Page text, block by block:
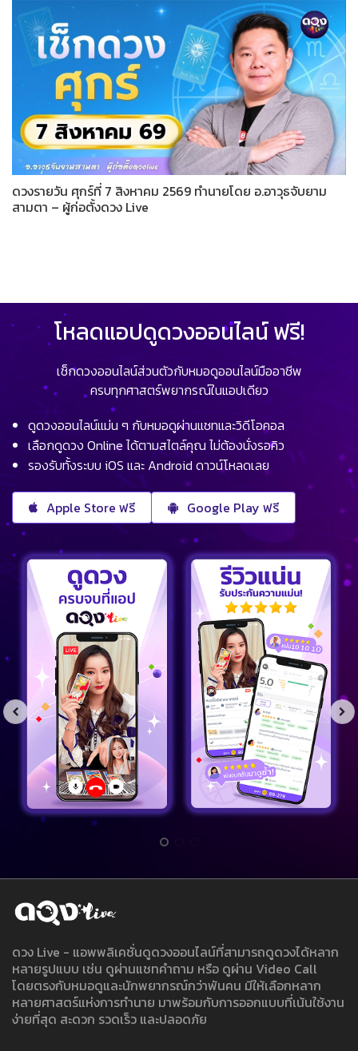
ดวงรายวัน ศุกร์ที่ 7 สิงหาคม 2569 ทำนายโดย อ.อาวุธจับยาม
สามตา – ผู้ก่อตั้งดวง Live
โหลดแอปดูดวงออนไลน์ ฟรี!
เช็กดวงออนไลน์ส่วนตัวกับหมอดูออนไลน์มืออาชีพ
ครบทุกศาสตร์พยากรณ์ในแอปเดียว
ดูดวงออนไลน์แม่น ๆ กับหมอดูผ่านแชทและวิดีโอคอล
เลือกดูดวง Online ได้ตามสไตล์คุณ ไม่ต้องนั่งรอคิว
รองรับทั้งระบบ iOS และ Android ดาวน์โหลดเลย
Apple Store ฟรี Google Play ฟรี
ดวง Live - แอพพลิเคชั่นดูดวงออนไลน์ที่สามารถดูดวงได้หลาก
หลายรูปแบบ เช่น ดูผ่านแชทคำถาม หรือ ดูผ่าน Video Call
โดยตรงกับหมอดูและนักพยากรณ์กว่าพันคน มีให้เลือกหลาก
หลายศาสตร์แห่งการทำนาย มาพร้อมกับการออกแบบที่เน้นใช้งาน
ง่ายที่สุด สะดวก รวดเร็ว และปลอดภัย